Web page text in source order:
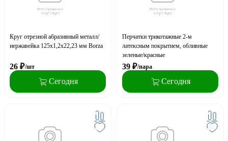
Круг отрезной абразивный металл/
нержавейка 125х1,2х22,23 мм Borza
26 ₽/шт
Сегодня
Перчатки трикотажные 2-м
латексным покрытием, обливные
зеленые/красные
39 ₽/пара
Сегодня